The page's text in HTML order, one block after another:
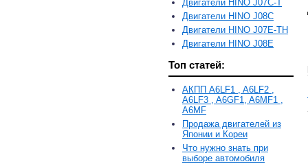
Двигатели HINO J07C-T
Двигатели HINO J08C
Двигатели HINO J07E-TH
Двигатели HINO J08E
Топ статей:
АКПП A6LF1 , A6LF2 ,
A6LF3 , A6GF1, A6MF1 ,
A6MF
Продажа двигателей из
Японии и Кореи
Что нужно знать при
выборе автомобиля